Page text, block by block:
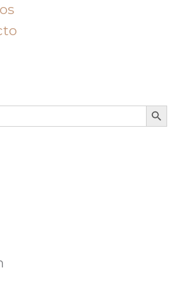
Botón de